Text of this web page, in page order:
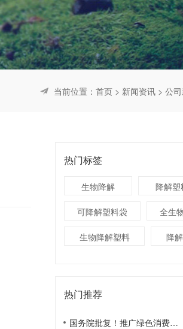
当前位置： 首页 > 新闻资讯 > 公
热门标签
生物降解 降解塑
可降解塑料袋 全生
生物降解塑料 降
热门推荐
国务院批复！推广绿色消费，引导使用环保可降解包装材料